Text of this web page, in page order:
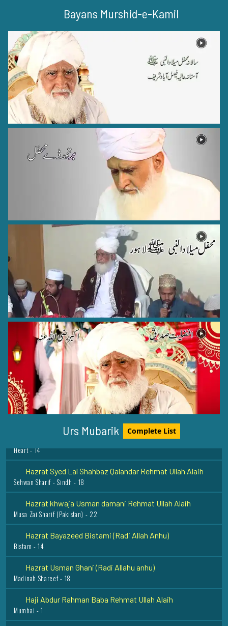
Bayans Murshid-e-Kamil
Urs Mubarik Complete List
Hazrat Fariduddin Attar Rehmat Ullah Alaih
Nishapur, Iran - 29
Hazrat Abul Mustafa Ghulam Muhammad Malkani Razi
Allah Anhu
Malkani Sharif - 22
Hadrat Muhammad Imam al Ghazali Rehmat Ullah Alaih
Hazrat Syed Lal Shahbaz Qalandar Rehmat Ullah Alaih
Sehwan Sharif - Sindh - 18
Hazrat khwaja Usman damani Rehmat Ullah Alaih
Musa Zai Sharif (Pakistan) - 22
Hazrat Bayazeed Bistami (Radi Allah Anhu)
Bistam - 14
Hazrat Usman Ghani (Radi Allahu anhu)
Madinah Shareef - 18
Haji Abdur Rahman Baba Rehmat Ullah Alaih
Mumbai - 1
Hazrat Fatima Razi Allah Anhu
Madina Munawwara - 3